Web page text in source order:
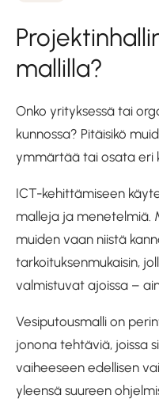
mallilla?
Onko yrityksessä tai
kunnossa? Pitäisikö
ymmärtää tai osata eri
ICT-kehittämiseen
malleja ja menetelmiä.
muiden vaan niistä
tarkoituksenmukaisin,
valmistuvat ajoissa –
Vesiputousmalli on
jonona tehtäviä, joissa
vaiheeseen edellisen
yleensä suureen